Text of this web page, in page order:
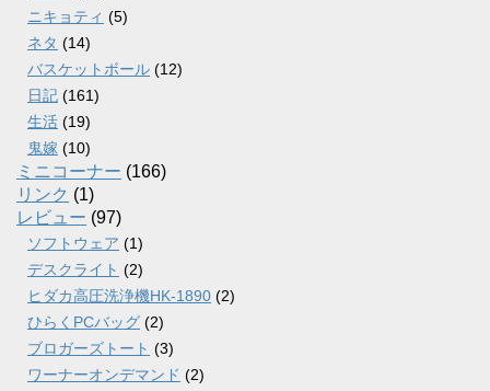
ニキョティ (5)
ネタ (14)
バスケットボール (12)
日記 (161)
生活 (19)
鬼嫁 (10)
ミニコーナー (166)
リンク (1)
レビュー (97)
ソフトウェア (1)
デスクライト (2)
ヒダカ高圧洗浄機HK-1890 (2)
ひらくPCバッグ (2)
ブロガーズトート (3)
ワーナーオンデマンド (2)